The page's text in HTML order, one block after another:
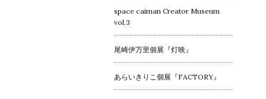
space caiman Creator Museum
vol.3
尾崎伊万里個展『灯映』
あらいきりこ個展『FACTORY』